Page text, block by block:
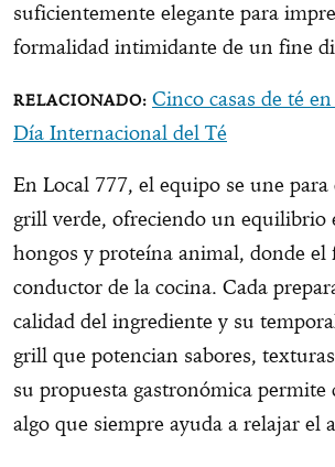
suficientemente elegante para
formalidad intimidante de un fine
Cinco casas de té
Día Internacional del Té
En Local 777, el equipo se une
grill verde, ofreciendo un equilibrio
hongos y proteína animal, donde
conductor de la cocina. Cada
calidad del ingrediente y su
grill que potencian sabores,
su propuesta gastronómica
algo que siempre ayuda a relajar el